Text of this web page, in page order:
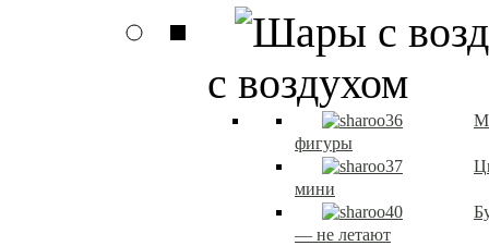
с воздухом
фигуры
мини
— не летают